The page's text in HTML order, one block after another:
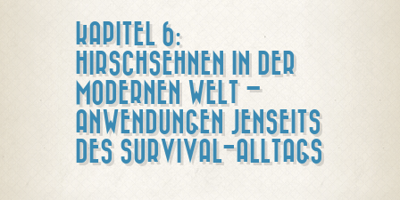
KAPITEL 6:
HIRSCHSEHNEN IN DER
MODERNEN WELT –
ANWENDUNGEN JENSEITS
DES SURVIVAL-ALLTAGS